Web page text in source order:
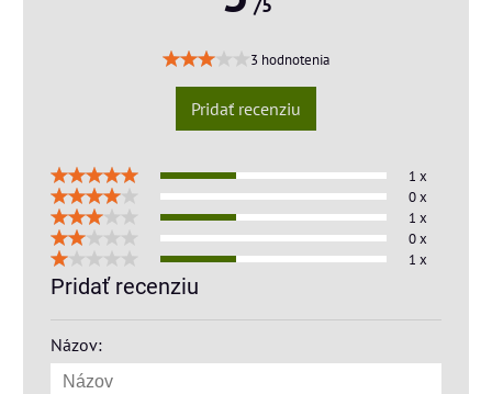
3 hodnotenia
Pridať recenziu
1 x
0 x
1 x
0 x
1 x
Pridať recenziu
Názov: